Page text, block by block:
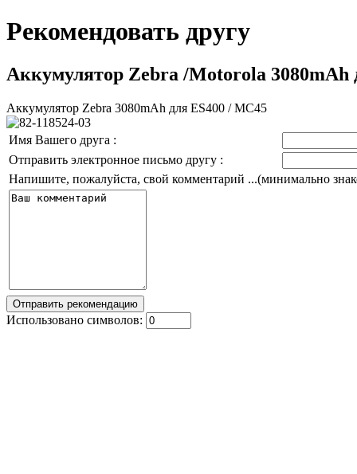
Рекомендовать другу
Аккумулятор Zebra /Motorola 3080mAh
Аккумулятор Zebra 3080mAh для ES400 / MC45
Имя Вашего друга :
Отправить электронное письмо другу :
Напишите, пожалуйста, свой комментарий ...(минимально
Использовано символов: